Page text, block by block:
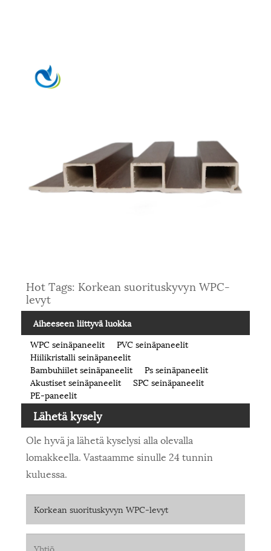
Hot Tags: Korkean suorituskyvyn WPC-
levyt
Aiheeseen liittyvä luokka
WPC seinäpaneelit
PVC seinäpaneelit
Hiilikristalli seinäpaneelit
Bambuhiilet seinäpaneelit
Ps seinäpaneelit
Akustiset seinäpaneelit
SPC seinäpaneelit
PE-paneelit
Lähetä kysely
Ole hyvä ja lähetä kyselysi alla olevalla
lomakkeella. Vastaamme sinulle 24 tunnin
kuluessa.